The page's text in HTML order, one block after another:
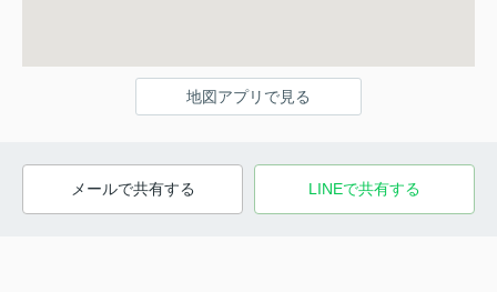
地図アプリで見る
メールで共有する LINEで共有する